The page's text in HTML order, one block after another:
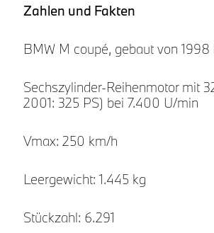
Zahlen und Fakten
BMW M coupé, gebaut von
Sechszylinder-Reihenmotor mit
2001: 325 PS) bei 7.400 U/min
Vmax: 250 km/h
Leergewicht: 1.445 kg
Stückzahl: 6.291